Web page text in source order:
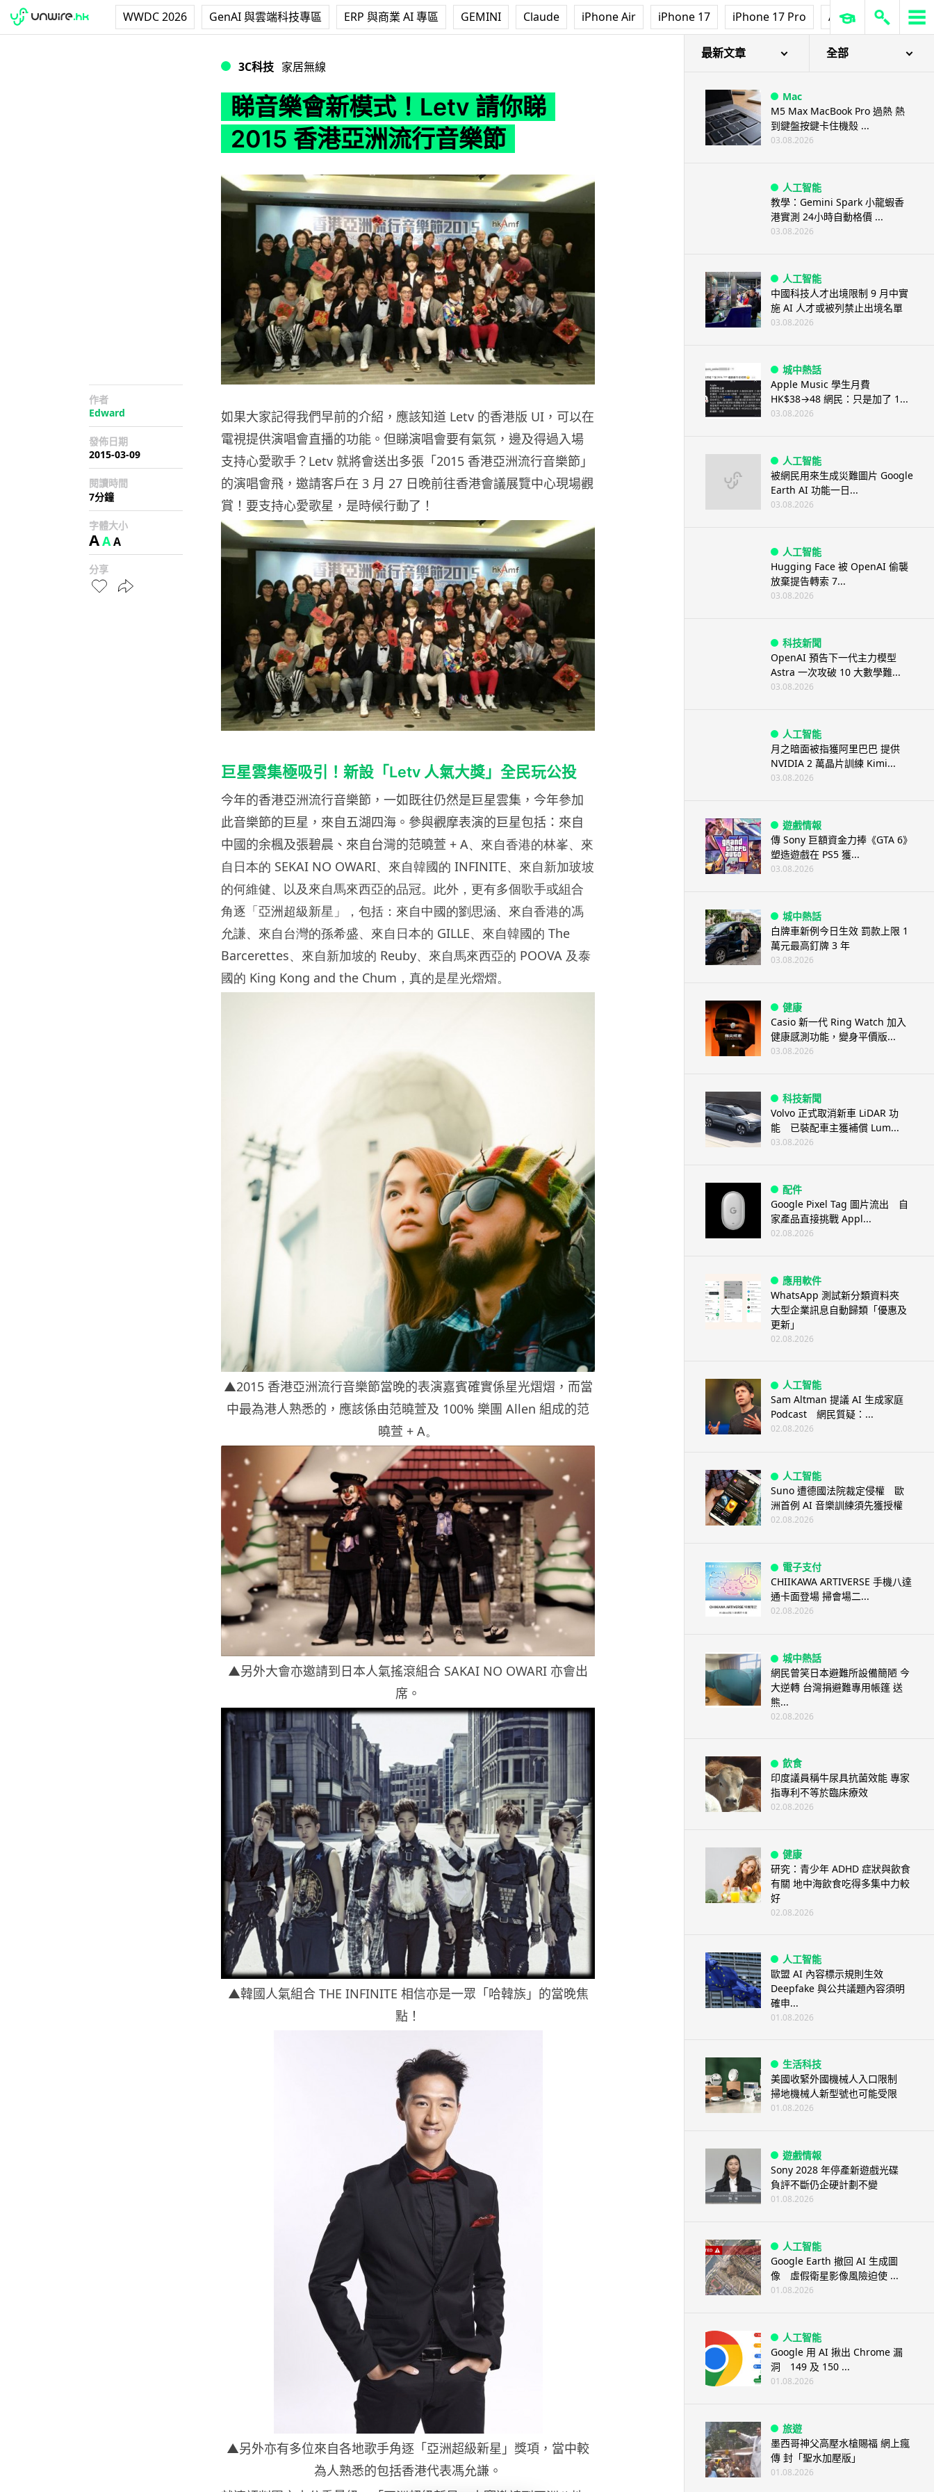
WWDC 2026 GenAI 與雲端科技專區 ERP 與商業 AI 專區 GEMINI Claude iPhone Air iPhone 17 iPhone 17 Pro AirPods Pro 3
3C科技 家居無線
睇音樂會新模式！Letv 請你睇
2015 香港亞洲流行音樂節
作者
Edward
發佈日期
2015-03-09
閱讀時間
7分鐘
字體大小
AAA
分享
如果大家記得我們早前的介紹，應該知道 Letv 的香港版 UI，可以在
電視提供演唱會直播的功能。但睇演唱會要有氣氛，邊及得過入場
支持心愛歌手？Letv 就將會送出多張「2015 香港亞洲流行音樂節」
的演唱會飛，邀請客戶在 3 月 27 日晚前往香港會議展覽中心現場觀
賞！要支持心愛歌星，是時候行動了！
巨星雲集極吸引！新設「Letv 人氣大獎」全民玩公投
今年的香港亞洲流行音樂節，一如既往仍然是巨星雲集，今年參加
此音樂節的巨星，來自五湖四海。參與觀摩表演的巨星包括：來自
中國的余楓及張碧晨、來自台灣的范曉萱 + A、來自香港的林峯、來
自日本的 SEKAI NO OWARI、來自韓國的 INFINITE、來自新加玻坡
的何維健、以及來自馬來西亞的品冠。此外，更有多個歌手或組合
角逐「亞洲超級新星」，包括：來自中國的劉思涵、來自香港的馮
允謙、來自台灣的孫希盛、來自日本的 GILLE、來自韓國的 The
Barcerettes、來自新加坡的 Reuby、來自馬來西亞的 POOVA 及泰
國的 King Kong and the Chum，真的是星光熠熠。
▲2015 香港亞洲流行音樂節當晚的表演嘉賓確實係星光熠熠，而當
中最為港人熟悉的，應該係由范曉萱及 100% 樂團 Allen 組成的范
曉萱 + A。
▲另外大會亦邀請到日本人氣搖滾組合 SAKAI NO OWARI 亦會出
席。
▲韓國人氣組合 THE INFINITE 相信亦是一眾「哈韓族」的當晚焦
點！
▲另外亦有多位來自各地歌手角逐「亞洲超級新星」獎項，當中較
為人熟悉的包括香港代表馮允謙。
最新文章 全部
Mac
M5 Max MacBook Pro 過熱 熱
到鍵盤按鍵卡住機殼 ...
03.08.2026
人工智能
教學：Gemini Spark 小龍蝦香
港實測 24小時自動格價 ...
03.08.2026
人工智能
中國科技人才出境限制 9 月中實
施 AI 人才或被列禁止出境名單
03.08.2026
城中熱話
Apple Music 學生月費
HK$38→48 網民：只是加了 1...
03.08.2026
人工智能
被網民用來生成災難圖片 Google
Earth AI 功能一日...
03.08.2026
人工智能
Hugging Face 被 OpenAI 偷襲
放棄提告轉索 7...
03.08.2026
科技新聞
OpenAI 預告下一代主力模型
Astra 一次攻破 10 大數學難...
03.08.2026
人工智能
月之暗面被指獲阿里巴巴 提供
NVIDIA 2 萬晶片訓練 Kimi...
03.08.2026
遊戲情報
傳 Sony 巨額資金力捧《GTA 6》
塑造遊戲在 PS5 獲...
03.08.2026
城中熱話
白牌車新例今日生效 罰款上限 1
萬元最高釘牌 3 年
03.08.2026
健康
Casio 新一代 Ring Watch 加入
健康感測功能，變身平價版...
03.08.2026
科技新聞
Volvo 正式取消新車 LiDAR 功
能 已裝配車主獲補償 Lum...
03.08.2026
配件
Google Pixel Tag 圖片流出 自
家產品直接挑戰 Appl...
02.08.2026
應用軟件
WhatsApp 測試新分類資料夾
大型企業訊息自動歸類「優惠及
更新」
02.08.2026
人工智能
Sam Altman 提議 AI 生成家庭
Podcast 網民質疑：...
02.08.2026
人工智能
Suno 遭德國法院裁定侵權 歐
洲首例 AI 音樂訓練須先獲授權
02.08.2026
電子支付
CHIIKAWA ARTIVERSE 手機八達
通卡面登場 掃會場二...
02.08.2026
城中熱話
網民曾笑日本避難所設備簡陋 今
大逆轉 台灣捐避難專用帳篷 送
熊...
02.08.2026
飲食
印度議員稱牛尿具抗菌效能 專家
指專利不等於臨床療效
02.08.2026
健康
研究：青少年 ADHD 症狀與飲食
有關 地中海飲食吃得多集中力較
好
02.08.2026
人工智能
歐盟 AI 內容標示規則生效
Deepfake 與公共議題內容須明
確申...
01.08.2026
生活科技
美國收緊外國機械人入口限制
掃地機械人新型號也可能受限
01.08.2026
遊戲情報
Sony 2028 年停產新遊戲光碟
負評不斷仍企硬計劃不變
01.08.2026
人工智能
Google Earth 撤回 AI 生成圖
像 虛假衛星影像風險迫使 ...
01.08.2026
人工智能
Google 用 AI 揪出 Chrome 漏
洞 149 及 150 ...
01.08.2026
旅遊
墨西哥神父高壓水槍賜福 網上瘋
傳 封「聖水加壓版」
01.08.2026